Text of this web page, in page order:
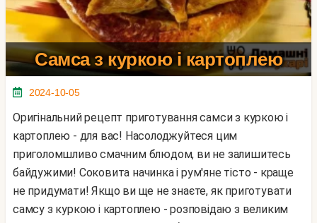
Самса з куркою і картоплею
2024-10-05
Оригінальний рецепт приготування самси з куркою і
картоплею - для вас! Насолоджуйтеся цим
приголомшливо смачним блюдом, ви не залишитесь
байдужими! Соковита начинка і рум'яне тісто - краще
не придумати! Якщо ви ще не знаєте, як приготувати
самсу з куркою і картоплею - розповідаю з великим